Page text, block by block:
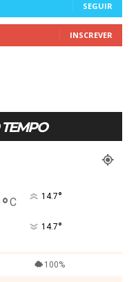
SEGUIR
INSCREVER
°C 14.7°
14.7°
100%